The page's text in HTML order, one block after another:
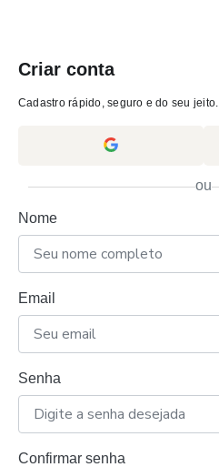
Criar conta
Cadastro rápido, seguro e do seu jeito.
ou
Nome
Email
Senha
Confirmar senha